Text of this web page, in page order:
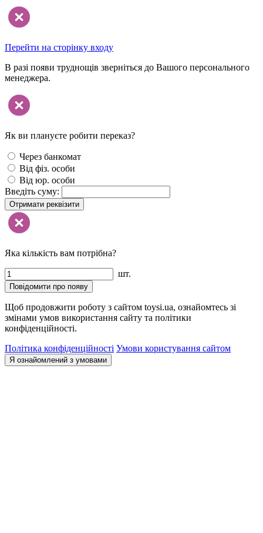
Перейти на сторінку входу
В разі появи труднощів зверніться до Вашого персонального
менеджера.
Як ви плануєте робити переказ?
Через банкомат
Від фіз. особи
Від юр. особи
Введіть суму:
Отримати реквізити
Яка кількість вам потрібна?
шт.
Повідомити про появу
Щоб продовжити роботу з сайтом toysi.ua, ознайомтесь зі
змінами умов використання сайту та політики
конфіденційності.
Політика конфіденційності Умови користування сайтом
Я ознайомлений з умовами